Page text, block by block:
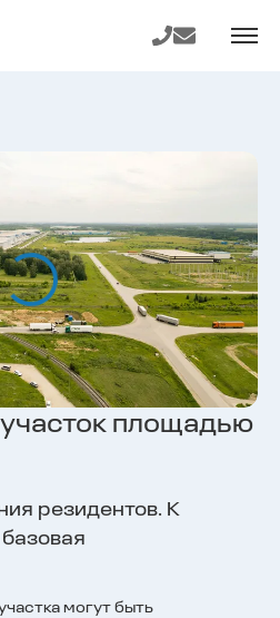
Телефон
E-mail
площадью
резидентов. К
могут быть